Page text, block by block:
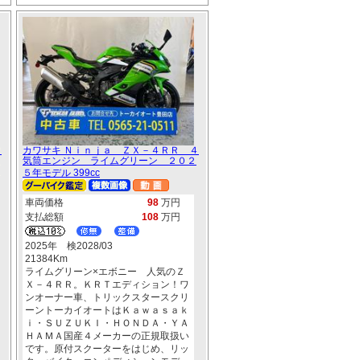
カワサキ Ｎｉｎｊａ ＺＸ－４ＲＲ ４
気筒エンジン ライムグリーン ２０２
５年モデル 399cc
車両価格 98 万円
支払総額
108 万円
2025年 検2028/03
21384Km
ライムグリーン×エボニー 人気のＺ
Ｘ－４ＲＲ。ＫＲＴエディション！ワ
ンオーナー車、トリックスタースクリ
ーントーカイオートはＫａｗａｓａｋ
ｉ・ＳＵＺＵＫＩ・ＨＯＮＤＡ・ＹＡ
ＨＡＭＡ国産４メーカーの正規取扱い
です。原付スクーターをはじめ、リッ